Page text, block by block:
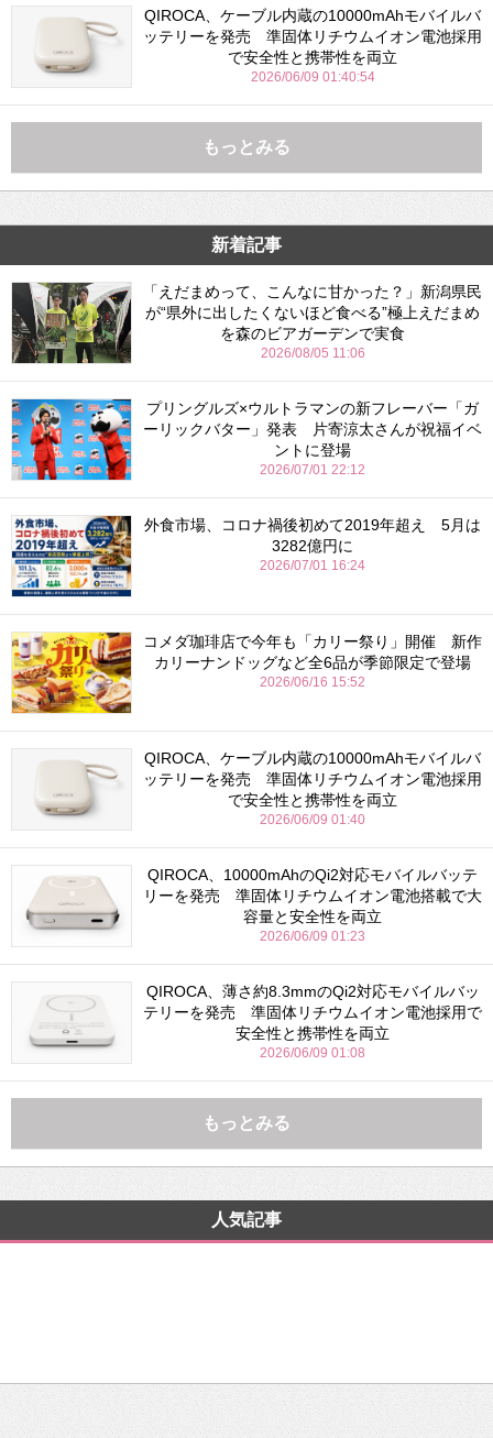
QIROCA、ケーブル内蔵の10000mAhモバイルバ
ッテリーを発売 準固体リチウムイオン電池採用
で安全性と携帯性を両立
2026/06/09 01:40:54
もっとみる
新着記事
「えだまめって、こんなに甘かった？」新潟県民
が“県外に出したくないほど食べる”極上えだまめ
を森のビアガーデンで実食
2026/08/05 11:06
プリングルズ×ウルトラマンの新フレーバー「ガ
ーリックバター」発表 片寄涼太さんが祝福イベ
ントに登場
2026/07/01 22:12
外食市場、コロナ禍後初めて2019年超え 5月は
3282億円に
2026/07/01 16:24
コメダ珈琲店で今年も「カリー祭り」開催 新作
カリーナンドッグなど全6品が季節限定で登場
2026/06/16 15:52
QIROCA、ケーブル内蔵の10000mAhモバイルバ
ッテリーを発売 準固体リチウムイオン電池採用
で安全性と携帯性を両立
2026/06/09 01:40
QIROCA、10000mAhのQi2対応モバイルバッテ
リーを発売 準固体リチウムイオン電池搭載で大
容量と安全性を両立
2026/06/09 01:23
QIROCA、薄さ約8.3mmのQi2対応モバイルバッ
テリーを発売 準固体リチウムイオン電池採用で
安全性と携帯性を両立
2026/06/09 01:08
もっとみる
人気記事